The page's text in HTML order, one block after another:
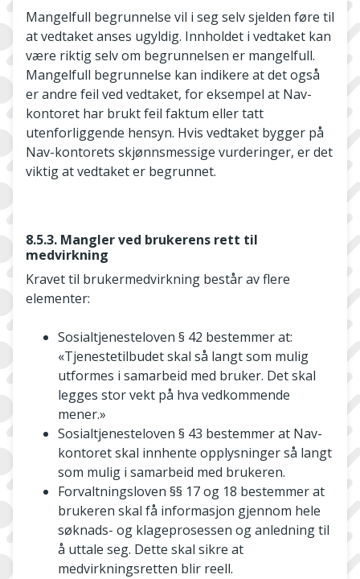
Mangelfull begrunnelse vil i seg selv sjelden føre til
at vedtaket anses ugyldig. Innholdet i vedtaket kan
være riktig selv om begrunnelsen er mangelfull.
Mangelfull begrunnelse kan indikere at det også
er andre feil ved vedtaket, for eksempel at Nav-
kontoret har brukt feil faktum eller tatt
utenforliggende hensyn. Hvis vedtaket bygger på
Nav-kontorets skjønnsmessige vurderinger, er det
viktig at vedtaket er begrunnet.
8.5.3. Mangler ved brukerens rett til
medvirkning
Kravet til brukermedvirkning består av flere
elementer:
Sosialtjenesteloven § 42 bestemmer at:
«Tjenestetilbudet skal så langt som mulig
utformes i samarbeid med bruker. Det skal
legges stor vekt på hva vedkommende
mener.»
Sosialtjenesteloven § 43 bestemmer at Nav­-
kontoret skal innhente opplysninger så langt
som mulig i samarbeid med brukeren.
Forvaltningsloven §§ 17 og 18 bestemmer at
brukeren skal få informasjon gjennom hele
søknads- og klageprosessen og anledning til
å uttale seg. Dette skal sikre at
medvirkningsretten blir reell.